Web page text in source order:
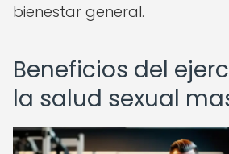
bienestar general.
Beneficios del
la salud sexual